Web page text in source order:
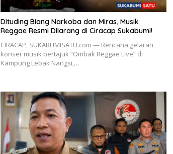
Dituding Biang Narkoba dan Miras, Musik
Reggae Resmi Dilarang di Ciracap Sukabumi!
CIRACAP, SUKABUMISATU.com — Rencana gelaran
konser musik bertajuk “Ombak Reggae Live” di
Kampung Lebak Nangsi,…